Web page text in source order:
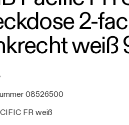
2-
weiß
08526500
FR weiß